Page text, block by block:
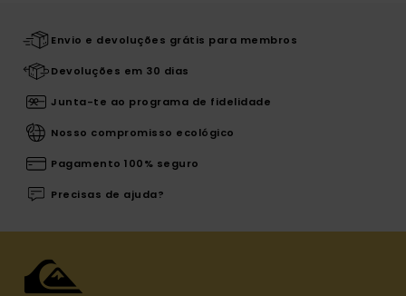
Envio e devoluções grátis para membros
Devoluções em 30 dias
Junta-te ao programa de fidelidade
Nosso compromisso ecológico
Pagamento 100% seguro
Precisas de ajuda?